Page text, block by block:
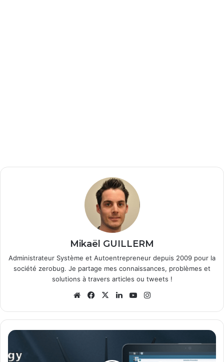
Mikaël GUILLERM
Administrateur Système et Autoentrepreneur depuis 2009 pour la
société zerobug. Je partage mes connaissances, problèmes et
solutions à travers articles ou tweets !
We
te
Fa
bo
ok
X
Lin
din
Yo
ub
e
ra
m
S
n